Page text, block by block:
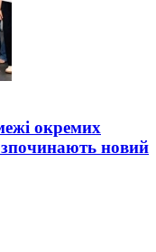
окремих
новий